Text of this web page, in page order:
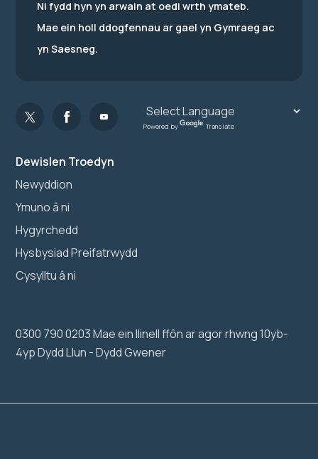
Dewislen Troedyn
Newyddion
Ymuno â ni
Hygyrchedd
Hysbysiad Preifatrwydd
Cysylltu â ni
0300 790 0203 Mae ein llinell ffôn ar agor rhwng 10yb-
4yp Dydd Llun - Dydd Gwener
Ni fydd hyn yn arwain at oedi wrth ymateb.
Mae ein holl ddogfennau ar gael yn Gymraeg ac
yn Saesneg.
Powered by Translate